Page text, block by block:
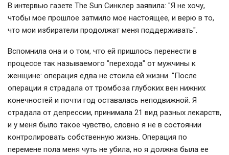
В интервью газете The Sun Синклер заявила: "Я не хочу,
чтобы мое прошлое затмило мое настоящее, и верю в то,
что мои избиратели продолжат меня поддерживать".
Вспомнила она и о том, что ей пришлось перенести в
процессе так называемого "перехода" от мужчины к
женщине: операция едва не стоила ей жизни. "После
операции я страдала от тромбоза глубоких вен нижних
конечностей и почти год оставалась неподвижной. Я
страдала от депрессии, принимала 21 вид разных лекарств,
и у меня было такое чувство, словно я не в состоянии
контролировать собственную жизнь. Операция по
перемене пола меня чуть не убила, но я должна была ее